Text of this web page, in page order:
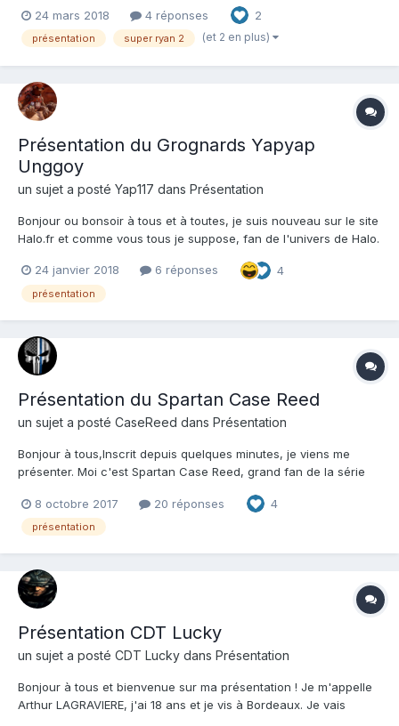
24 mars 2018 4 réponses 2
présentation super ryan 2 (et 2 en plus)
Présentation du Grognards Yapyap
Unggoy
un sujet a posté Yap117 dans Présentation
Bonjour ou bonsoir à tous et à toutes, je suis nouveau sur le site
Halo.fr et comme vous tous je suppose, fan de l'univers de Halo.
faiblesse et les faits qu'ils soient marrant et pitoyable en
campagne. Mon pseudo est inspiré du pers...
24 janvier 2018 6 réponses 4
présentation
Présentation du Spartan Case Reed
un sujet a posté CaseReed dans Présentation
Bonjour à tous,Inscrit depuis quelques minutes, je viens me
présenter. Moi c'est Spartan Case Reed, grand fan de la série
et des convenant. D'ailleurs je vais d'ici quelques jours, faire
l’acquisition d'une xbox one S avec la Master Chi...
8 octobre 2017 20 réponses 4
présentation
Présentation CDT Lucky
un sujet a posté CDT Lucky dans Présentation
Bonjour à tous et bienvenue sur ma présentation ! Je m'appelle
Arthur LAGRAVIERE, j'ai 18 ans et je vis à Bordeaux. Je vais